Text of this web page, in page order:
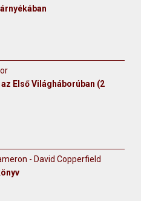
Első Világháborúban (2
- David Copperfield